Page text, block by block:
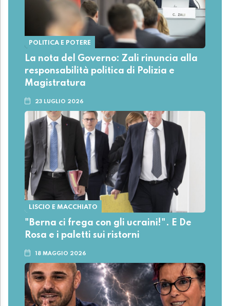
POLITICA E POTERE
La nota del Governo: Zali rinuncia alla
responsabilità politica di Polizia e
Magistratura
23 LUGLIO 2026
LISCIO E MACCHIATO
"Berna ci frega con gli ucraini!". E De
Rosa e i paletti sui ristorni
18 MAGGIO 2026